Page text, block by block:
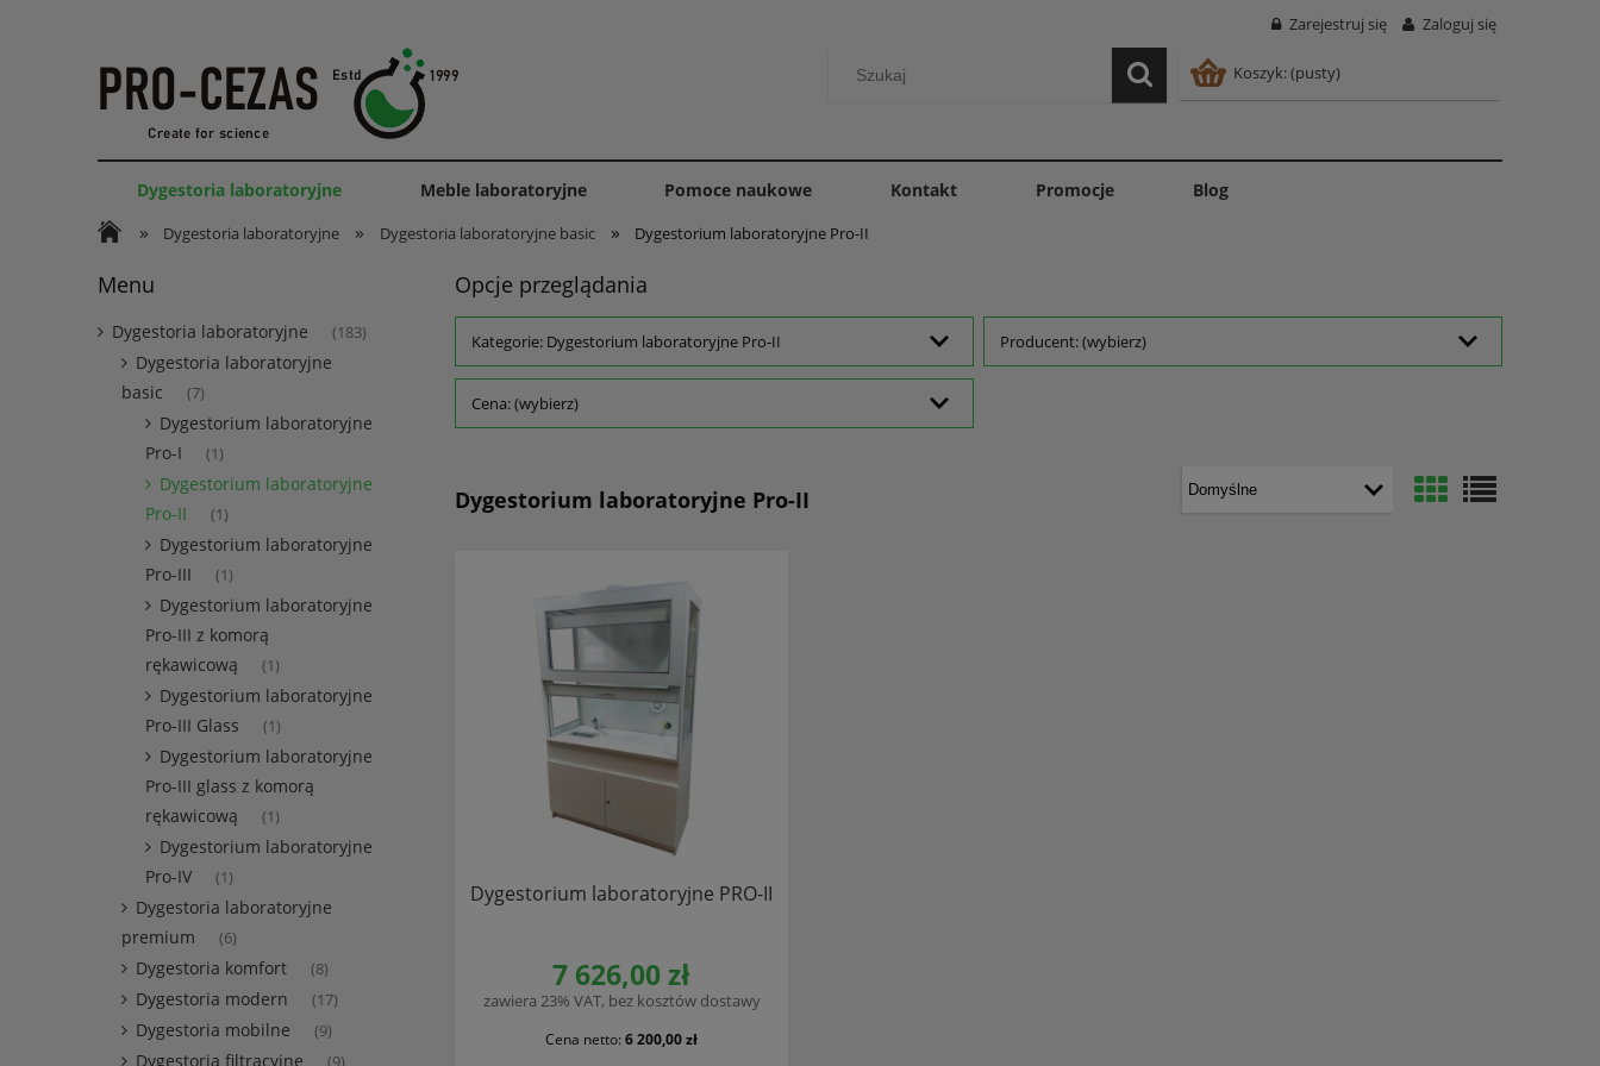
Zarejestruj się Zaloguj się
Koszyk:(pusty)
Dygestoria laboratoryjne Meble laboratoryjne Pomoce naukowe Kontakt Promocje Blog
» Dygestoria laboratoryjne » Dygestoria laboratoryjne basic » Dygestorium laboratoryjne Pro-II
Menu
Dygestoria laboratoryjne (183)
Dygestoria laboratoryjne
basic
(7)
Dygestorium laboratoryjne
Pro-I
(1)
Dygestorium laboratoryjne
Pro-II
(1)
Dygestorium laboratoryjne
Pro-III
(1)
Dygestorium laboratoryjne
Pro-III z komorą
rękawicową
(1)
Dygestorium laboratoryjne
Pro-III Glass
(1)
Dygestorium laboratoryjne
Pro-III glass z komorą
rękawicową
(1)
Dygestorium laboratoryjne
Pro-IV
(1)
Dygestoria laboratoryjne
premium
(6)
Dygestoria komfort (8)
Dygestoria modern (17)
Dygestoria mobilne (9)
Dygestoria filtracyjne (9)
Opcje przeglądania
Kategorie: Dygestorium laboratoryjne Pro-II Producent: (wybierz)
Cena: (wybierz)
Dygestorium laboratoryjne Pro-II
Dygestorium laboratoryjne PRO-II
7 626,00 zł
zawiera 23% VAT, bez kosztów dostawy
Cena netto: 6 200,00 zł